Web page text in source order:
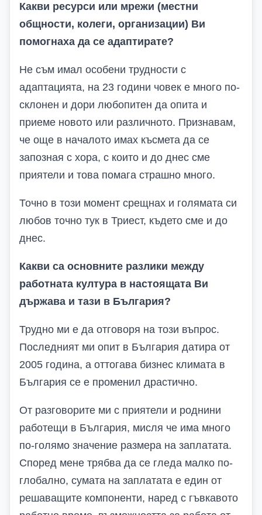
Какви ресурси или мрежи (местни
общности, колеги, организации) Ви
помогнаха да се адаптирате?
Не съм имал особени трудности с
адаптацията, на 23 години човек е много по-
склонен и дори любопитен да опита и
приеме новото или различното. Признавам,
че още в началото имах късмета да се
запозная с хора, с които и до днес сме
приятели и това помага страшно много.
Точно в този момент срещнах и голямата си
любов точно тук в Триест, където сме и до
днес.
Какви са основните разлики между
работната култура в настоящата Ви
държава и тази в България?
Трудно ми е да отговоря на този въпрос.
Последният ми опит в България датира от
2005 година, а оттогава бизнес климата в
България се е променил драстично.
От разговорите ми с приятели и роднини
работещи в България, мисля че има много
по-голямо значение размера на заплатата.
Според мене трябва да се гледа малко по-
глобално, сумата на заплатата е един от
решаващите компоненти, наред с гъвкавото